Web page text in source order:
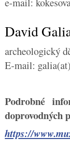
David
archeologický
E-mail:
Podrobné
doprovodných
https://